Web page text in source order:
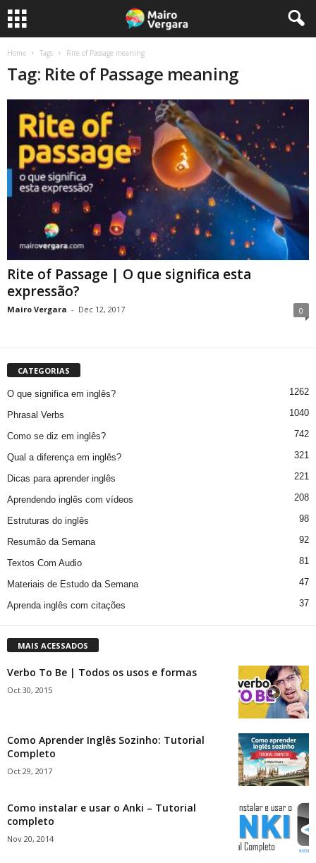
Home Tags Rite of Passage meaning
Tag: Rite of Passage meaning
Rite of Passage | O que significa esta
expressão?
Mairo Vergara - Dec 12, 2017 0
CATEGORIAS
O que significa em inglês? 1262
Phrasal Verbs 1040
Como se diz em inglês? 742
Qual a diferença em inglês? 321
Dicas para aprender inglês 221
Aprendendo inglês com vídeos 208
Estruturas do inglês 98
Resumão da Semana 92
Textos Com Audio 81
Materiais de Estudo da Semana 47
Aprenda inglês com citações 37
MAIS ACESSADOS
Verbo To Be | Todos os usos e formas
Oct 30, 2015
Como Aprender Inglês Sozinho: Tutorial
Completo
Oct 29, 2017
Como instalar e usar o Anki – Tutorial
completo
Nov 20, 2014